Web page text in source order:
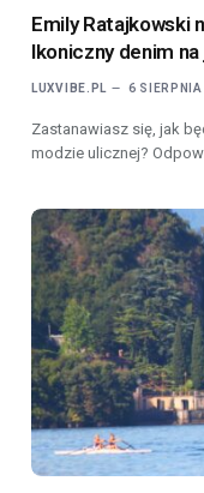
Emily Ratajkowski
Ikoniczny denim
LUXVIBE.PL 6
Zastanawiasz się, jak
modzie ulicznej?